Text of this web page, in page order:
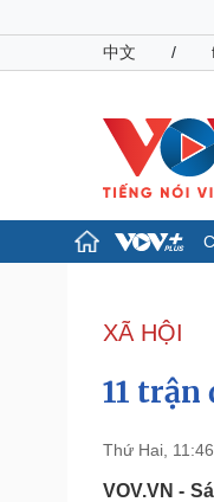
中文
/
Đảng
Tổ chức nhân
Nhận diện
Pháp luật
XÃ HỘI
11 trận
Thứ Hai,
VOV.VN -